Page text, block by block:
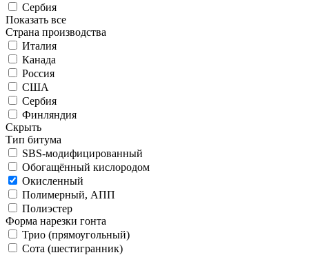
Сербия
Показать все
Страна производства
Италия
Канада
Россия
США
Сербия
Финляндия
Скрыть
Тип битума
SBS-модифицированный
Обогащённый кислородом
Окисленный
Полимерный, АПП
Полиэстер
Форма нарезки гонта
Трио (прямоугольный)
Сота (шестигранник)